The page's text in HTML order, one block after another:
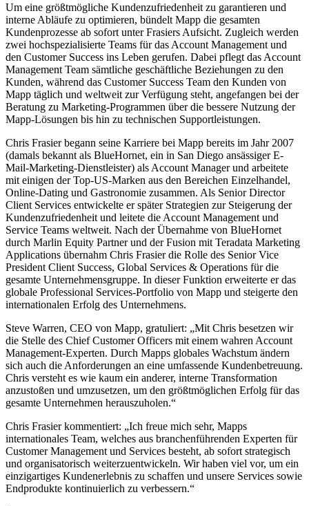
Um eine größtmögliche Kundenzufriedenheit zu garantieren und
interne Abläufe zu optimieren, bündelt Mapp die gesamten
Kundenprozesse ab sofort unter Frasiers Aufsicht. Zugleich werden
zwei hochspezialisierte Teams für das Account Management und
den Customer Success ins Leben gerufen. Dabei pflegt das Account
Management Team sämtliche geschäftliche Beziehungen zu den
Kunden, während das Customer Success Team den Kunden von
Mapp täglich und weltweit zur Verfügung steht, angefangen bei der
Beratung zu Marketing-Programmen über die bessere Nutzung der
Mapp-Lösungen bis hin zu technischen Supportleistungen.
Chris Frasier begann seine Karriere bei Mapp bereits im Jahr 2007
(damals bekannt als BlueHornet, ein in San Diego ansässiger E-
Mail-Marketing-Dienstleister) als Account Manager und arbeitete
mit einigen der Top-US-Marken aus den Bereichen Einzelhandel,
Online-Dating und Gastronomie zusammen. Als Senior Director
Client Services entwickelte er später Strategien zur Steigerung der
Kundenzufriedenheit und leitete die Account Management und
Service Teams weltweit. Nach der Übernahme von BlueHornet
durch Marlin Equity Partner und der Fusion mit Teradata Marketing
Applications übernahm Chris Frasier die Rolle des Senior Vice
President Client Success, Global Services & Operations für die
gesamte Unternehmensgruppe. In dieser Funktion erweiterte er das
globale Professional Services-Portfolio von Mapp und steigerte den
internationalen Erfolg des Unternehmens.
Steve Warren, CEO von Mapp, gratuliert: „Mit Chris besetzen wir
die Stelle des Chief Customer Officers mit einem wahren Account
Management-Experten. Durch Mapps globales Wachstum ändern
sich auch die Anforderungen an eine umfassende Kundenbetreuung.
Chris versteht es wie kaum ein anderer, interne Transformation
anzustoßen und umzusetzen, um den größtmöglichen Erfolg für das
gesamte Unternehmen herauszuholen.“
Chris Frasier kommentiert: „Ich freue mich sehr, Mapps
internationales Team, welches aus branchenführenden Experten für
Customer Management und Services besteht, ab sofort strategisch
und organisatorisch weiterzuentwickeln. Wir haben viel vor, um ein
einzigartiges Kundenerlebnis zu schaffen und unsere Services sowie
Endprodukte kontinuierlich zu verbessern.“